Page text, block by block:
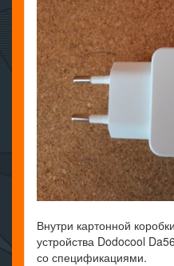
Внутри картонной
устройства Dodocool
со спецификациями.